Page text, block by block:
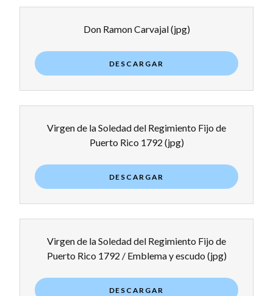
Don Ramon Carvajal(jpg)
DESCARGAR
Virgen de la Soledad del Regimiento Fijo de
Puerto Rico 1792 (jpg)
DESCARGAR
Virgen de la Soledad del Regimiento Fijo de
Puerto Rico 1792 / Emblema y escudo (jpg)
DESCARGAR